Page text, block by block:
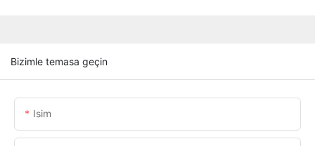
Bizimle temasa geçin
Isim